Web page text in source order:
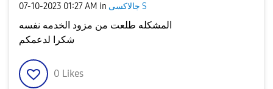
‎07-10-2023 01:27 AM in جالاكسى S
المشكله طلعت من مزود الخدمه نفسه
شكرا لدعمكم
0 Likes